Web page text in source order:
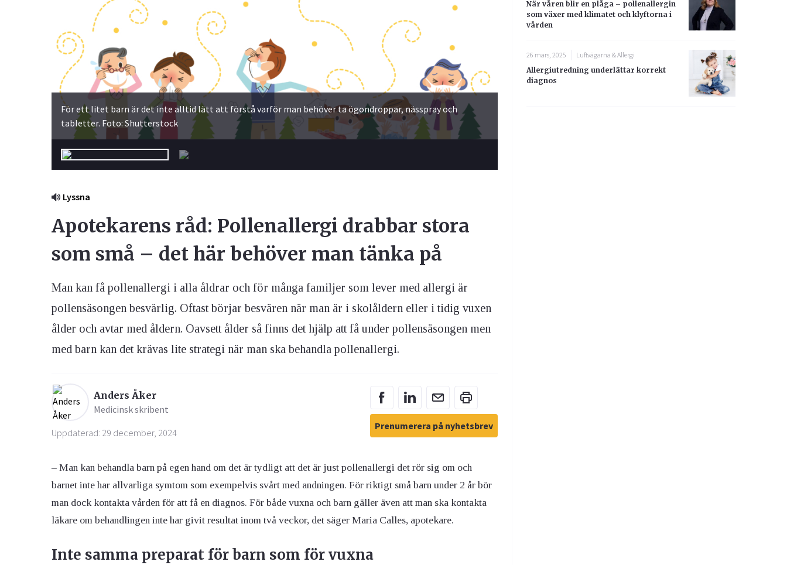
Ögon & Öron
Övervikt
För ett litet barn är det inte alltid lätt att förstå varför man behöver ta ögondroppar, nässpray och
tabletter. Foto: Shutterstock
Lyssna
Apotekarens råd: Pollenallergi drabbar stora
som små – det här behöver man tänka på
Man kan få pollenallergi i alla åldrar och för många familjer som lever med allergi är
pollensäsongen besvärlig. Oftast börjar besvären när man är i skolåldern eller i tidig vuxen
ålder och avtar med åldern. Oavsett ålder så finns det hjälp att få under pollensäsongen men
med barn kan det krävas lite strategi när man ska behandla pollenallergi.
Anders Åker
Medicinsk skribent
Uppdaterad: 29 december, 2024
Prenumerera på nyhetsbrev
– Man kan behandla barn på egen hand om det är tydligt att det är just pollenallergi det rör sig om och
barnet inte har allvarliga symtom som exempelvis svårt med andningen. För riktigt små barn under 2 år bör
man dock kontakta vården för att få en diagnos. För både vuxna och barn gäller även att man ska kontakta
läkare om behandlingen inte har givit resultat inom två veckor, det säger Maria Calles, apotekare.
Inte samma preparat för barn som för vuxna
När våren blir en plåga – pollenallergin
som växer med klimatet och klyftorna i
vården
26 mars, 2025
Luftvägarna & Allergi
Allergiutredning underlättar korrekt
diagnos